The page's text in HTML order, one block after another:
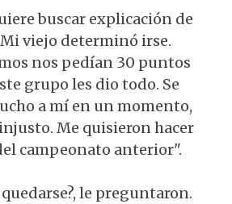
buscar explicación de
viejo determinó irse.
nos pedían 30 puntos
grupo les dio todo. Se
a mí en un momento,
Me quisieron hacer
campeonato anterior".
le preguntaron.